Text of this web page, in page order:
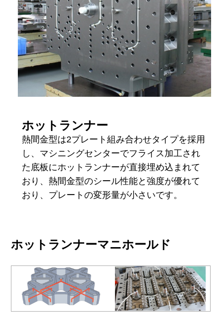
ホットランナー
熱間金型は2プレート組み合わせタイプを採用
し、マシニングセンターでフライス加工され
た底板にホットランナーが直接埋め込まれて
おり、熱間金型のシール性能と強度が優れて
おり、プレートの変形量が小さいです。
ホットランナーマニホールド